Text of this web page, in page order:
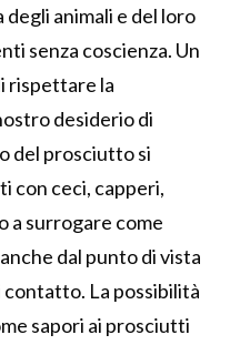
animali e del loro
senza coscienza. Un
rispettare la
desiderio di
del prosciutto si
con ceci, capperi,
a surrogare come
dal punto di vista
La possibilità
sapori ai prosciutti